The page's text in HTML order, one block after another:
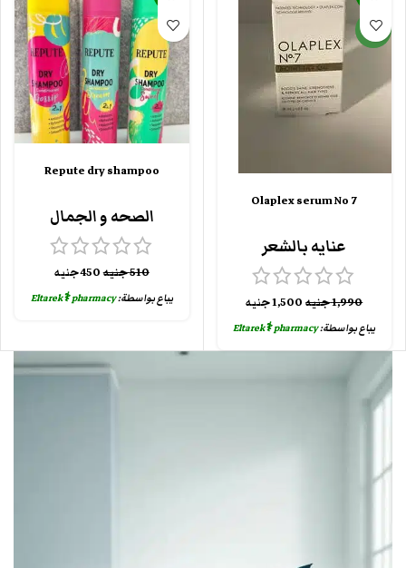
جديد
Olaplex serum No 7
عنايه بالشعر
1,990جنيه 1,500جنيه
يباع بواسطة:Eltarek⚕️ pharmacy
Repute dry shampoo
الصحه و الجمال
510جنيه450جنيه
يباع بواسطة:Eltarek⚕️ pharmacy